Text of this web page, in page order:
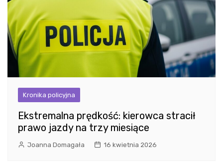
Kronika policyjna
Ekstremalna prędkość: kierowca stracił
prawo jazdy na trzy miesiące
Joanna Domagała 16 kwietnia 2026